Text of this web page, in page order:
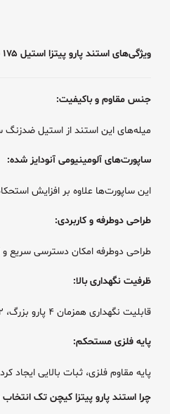
ویژگی‌های استند پارو پیتزا استیل ۱۷۵ سانتی‌متری کیچن تک
جنس مقاوم و باکیفیت:
میله‌های این استند از استیل ضدزنگ
ساپورت‌های آلومینیومی آنودایز شده:
این ساپورت‌ها علاوه بر افزایش
طراحی دوطرفه و کاربردی:
طراحی دوطرفه امکان دسترسی سریع
ظرفیت نگهداری بالا:
قابلیت نگهداری همزمان ۴ پارو بزرگ، ۲ پارو کوچک و ۲ فرچه پیتزا، به سازماندهی بهتر ابزارها و کاهش شلوغی محیط کار کمک می‌کند.
پایه فلزی مستحکم:
پایه مقاوم فلزی، ثبات بالایی ایجاد
چرا استند پارو پیتزا کیچن تک